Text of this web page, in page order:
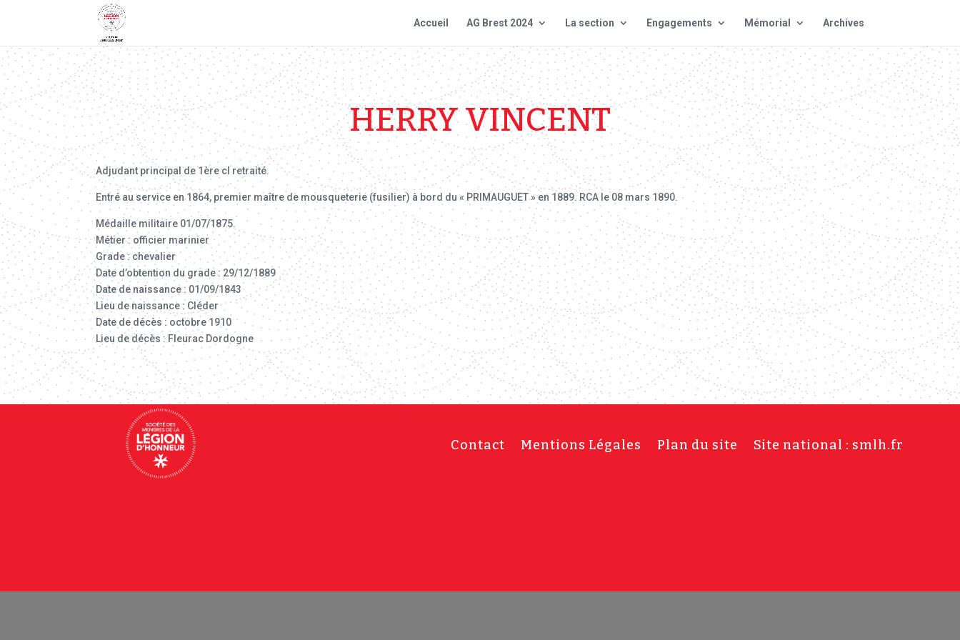
Accueil AG Brest 2024 La section Engagements Mémorial Archives
HERRY VINCENT
Adjudant principal de 1ère cl retraité.
Entré au service en 1864, premier maître de mousqueterie (fusilier) à bord du « PRIMAUGUET » en 1889. RCA le 08 mars 1890.
Médaille militaire 01/07/1875.
Métier : officier marinier
Grade : chevalier
Date d’obtention du grade : 29/12/1889
Date de naissance : 01/09/1843
Lieu de naissance : Cléder
Date de décès : octobre 1910
Lieu de décès : Fleurac Dordogne
Contact Mentions Légales Plan du site Site national : smlh.fr